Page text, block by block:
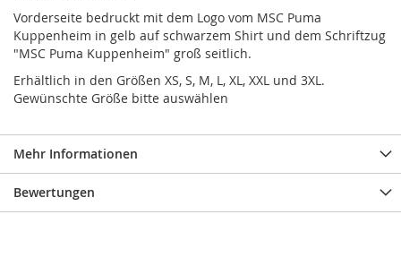
Vorderseite bedruckt mit dem Logo vom MSC Puma
Kuppenheim in gelb auf schwarzem Shirt und dem Schriftzug
"MSC Puma Kuppenheim" groß seitlich.
Erhältlich in den Größen XS, S, M, L, XL, XXL und 3XL.
Gewünschte Größe bitte auswählen
Mehr Informationen
Bewertungen